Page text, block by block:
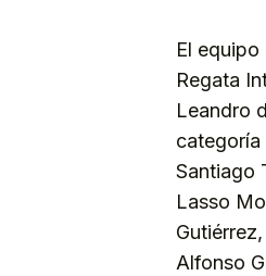
El
Regata
Leandro
categoría
Santiago
Lasso
Alfonso